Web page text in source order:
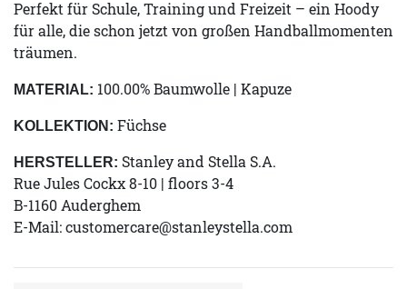
Perfekt für Schule, Training und Freizeit – ein Hoody
für alle, die schon jetzt von großen Handballmomenten
träumen.
MATERIAL: 100.00% Baumwolle | Kapuze
KOLLEKTION: Füchse
HERSTELLER: Stanley and Stella S.A.
Rue Jules Cockx 8-10 | floors 3-4
B-1160 Auderghem
E-Mail:customercare@stanleystella.com